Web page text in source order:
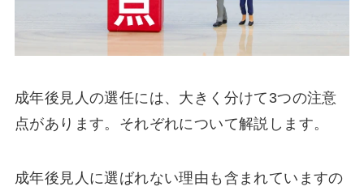
成年後見人の選任には、大きく分けて3つの注意
点があります。それぞれについて解説します。
成年後見人に選ばれない理由も含まれていますの